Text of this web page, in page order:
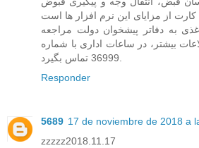
به دفاتر پیشخوان دولت مراجعه
بیشتر، در ساعات اداری با شماره
36999 تماس بگیرد.
Responder
5689 17 de noviembre de 2018 a
zzzzz2018.11.17